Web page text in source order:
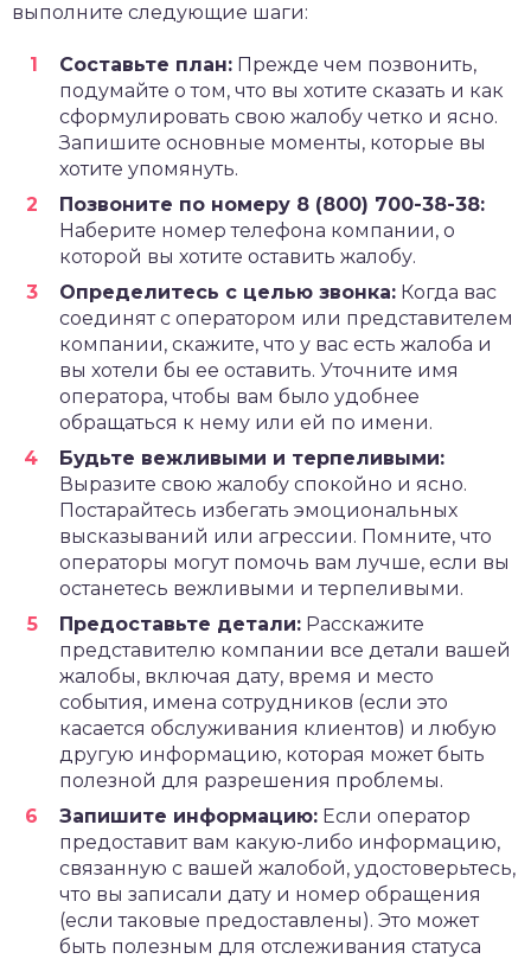
выполните следующие шаги:
Составьте план: Прежде чем позвонить,
подумайте о том, что вы хотите сказать и как
сформулировать свою жалобу четко и ясно.
Запишите основные моменты, которые вы
хотите упомянуть.
Позвоните по номеру 8 (800) 700-38-38:
Наберите номер телефона компании, о
которой вы хотите оставить жалобу.
Определитесь с целью звонка: Когда вас
соединят с оператором или представителем
компании, скажите, что у вас есть жалоба и
вы хотели бы ее оставить. Уточните имя
оператора, чтобы вам было удобнее
обращаться к нему или ей по имени.
Будьте вежливыми и терпеливыми:
Выразите свою жалобу спокойно и ясно.
Постарайтесь избегать эмоциональных
высказываний или агрессии. Помните, что
операторы могут помочь вам лучше, если вы
останетесь вежливыми и терпеливыми.
Предоставьте детали: Расскажите
представителю компании все детали вашей
жалобы, включая дату, время и место
события, имена сотрудников (если это
касается обслуживания клиентов) и любую
другую информацию, которая может быть
полезной для разрешения проблемы.
Запишите информацию: Если оператор
предоставит вам какую-либо информацию,
связанную с вашей жалобой, удостоверьтесь,
что вы записали дату и номер обращения
(если таковые предоставлены). Это может
быть полезным для отслеживания статуса